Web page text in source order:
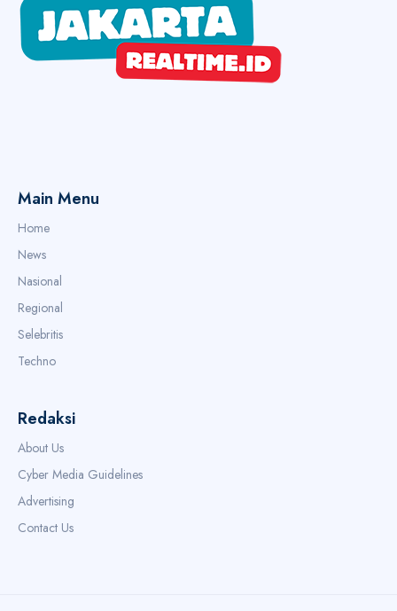
Main Menu
Home
News
Nasional
Regional
Selebritis
Techno
Redaksi
About Us
Cyber Media Guidelines
Advertising
Contact Us